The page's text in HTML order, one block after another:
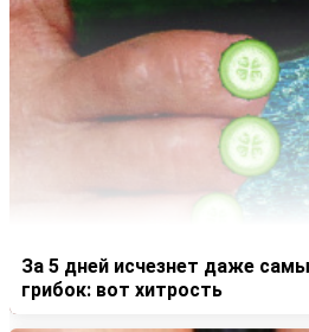
За 5 дней исчезнет даже
грибок: вот хитрость